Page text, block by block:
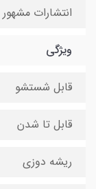
انتشارات مشهور
ویژگی
قابل شستشو
قابل تا شدن
ریشه دوزی